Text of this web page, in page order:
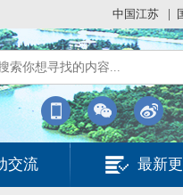
中国江苏
交流 最新